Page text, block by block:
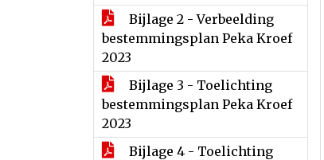
Bijlage 2 - Verbeelding
bestemmingsplan Peka Kroef
2023
Bijlage 3 - Toelichting
bestemmingsplan Peka Kroef
2023
Bijlage 4 - Toelichting